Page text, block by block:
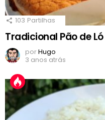
103 Partilhas
Tradicional Pão de
porHugo
3 anos atrás